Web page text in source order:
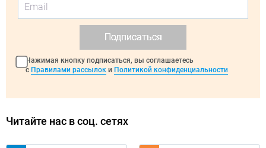
Подписаться
Нажимая кнопку подписаться, вы соглашаетесь
с Правилами рассылок и Политикой конфиденциальности
Читайте нас в соц. сетях